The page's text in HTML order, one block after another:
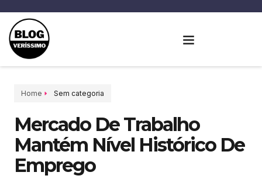
Home Sem categoria
Mercado De Trabalho
Mantém Nível Histórico De
Emprego